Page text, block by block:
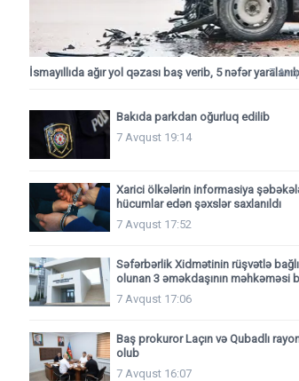
İsmayıllıda ağır yol qəzası baş verib, 5 nəfər yaralanıb
7
Bakıda parkdan oğurluq edilib
7 Avqust 19:14
Xarici ölkələrin informasiya
hücumlar edən şəxslər saxlanıldı
7 Avqust 17:52
Səfərbərlik Xidmətinin rüşvətlə
olunan 3 əməkdaşının məhkəməsi
7 Avqust 17:06
Baş prokuror Laçın və Qubadlı
olub
7 Avqust 16:07